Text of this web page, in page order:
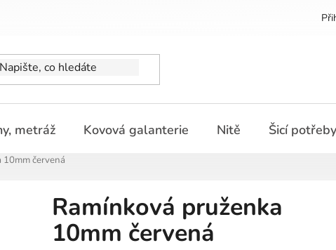
metráž Kovová galanterie Nitě Šicí potřeby
10mm červená
Ramínková pruženka
10mm červená